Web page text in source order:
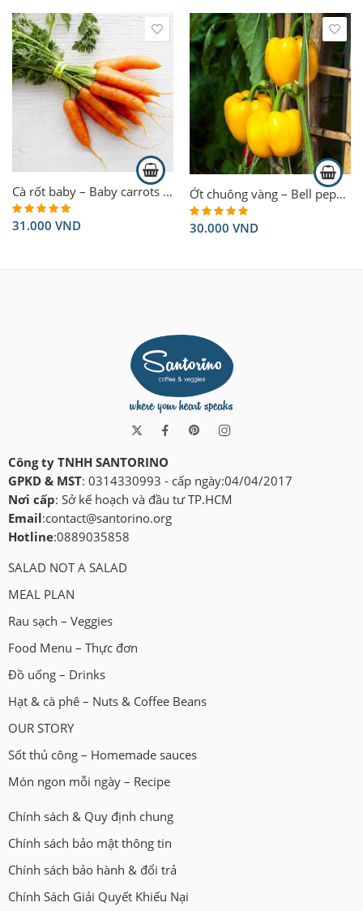
Cà rốt baby – Baby carrots 250g
Rated4.86
31.000 VND
Ớt chuông vàng – Bell pepper (yellow) 250g
Rated5.00
30.000 VND
Công ty TNHH SANTORINO
GPKD & MST: 0314330993 - cấp ngày:04/04/2017
Nơi cấp: Sở kế hoạch và đầu tư TP.HCM
Email:contact@santorino.org
Hotline:0889035858
SALAD NOT A SALAD
MEAL PLAN
Rau sạch – Veggies
Food Menu – Thực đơn
Đồ uống – Drinks
Hạt & cà phê – Nuts & Coffee Beans
OUR STORY
Sốt thủ công – Homemade sauces
Món ngon mỗi ngày – Recipe
Chính sách & Quy định chung
Chính sách bảo mật thông tin
Chính sách bảo hành & đổi trả
Chính Sách Giải Quyết Khiếu Nại